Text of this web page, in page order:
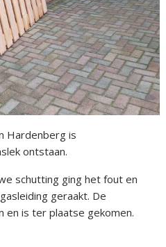
Hardenberg is
ontstaan.
schutting ging het fout en
geraakt. De
is ter plaatse gekomen.